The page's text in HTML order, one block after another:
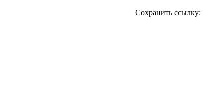
Сохранить ссылку: